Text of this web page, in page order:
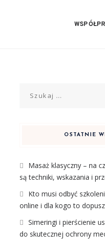
OSTATNIE
Masaż klasyczny – na
są techniki, wskazania i
Kto musi odbyć
online i dla kogo to
Simeringi i pierścienie
do skutecznej ochrony